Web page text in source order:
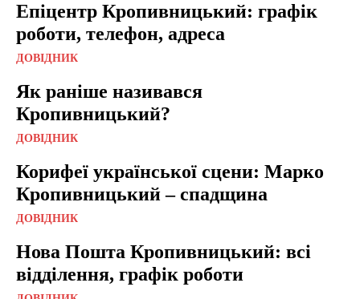
Епіцентр Кропивницький: графік
роботи, телефон, адреса
ДОВІДНИК
Як раніше називався
Кропивницький?
ДОВІДНИК
Корифеї української сцени: Марко
Кропивницький – спадщина
ДОВІДНИК
Нова Пошта Кропивницький: всі
відділення, графік роботи